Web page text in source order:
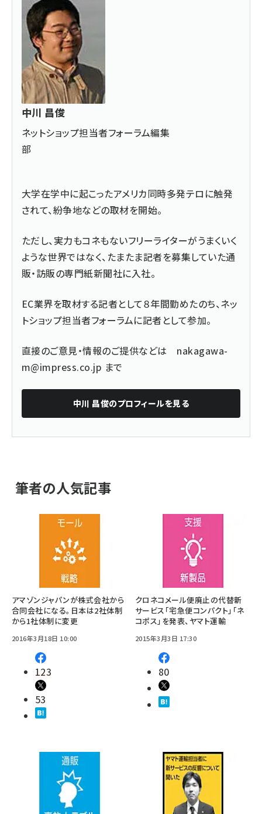
中川 昌俊
ネットショップ担当者フォーラム編集
部
大学在学中に起こったアメリカ同時多発テロに触発
されて、紛争地などの取材を開始。
ただし、実力もコネもないフリーライターがうまくいく
ような世界ではなく、たまたま記者を募集していた通
販・訪販の専門紙新聞社に入社。
EC業界を取材する記者として８年間勤めたのち、ネッ
トショップ担当者フォーラムに記者として参加。
直接のご意見・情報のご提供などは nakagawa-
m@impress.co.jp まで
中川 昌俊のプロフィールを見る
筆者の人気記事
アマゾンジャパンが株式会社から
合同会社になる。日本は2社体制
から1社体制に変更
2016年3月18日 10:00
123
53
クロネコメール便廃止の代替新
サービス「宅急便コンパクト」「ネ
コポス」を発表、ヤマト運輸
2015年3月3日 17:30
80